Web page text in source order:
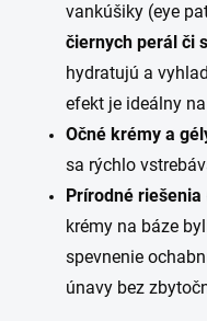
vankúšiky (eye
čiernych perál či
hydratujú a
efekt je ideálny
Očné krémy a
sa rýchlo
Prírodné
krémy na báze
spevnenie
únavy bez